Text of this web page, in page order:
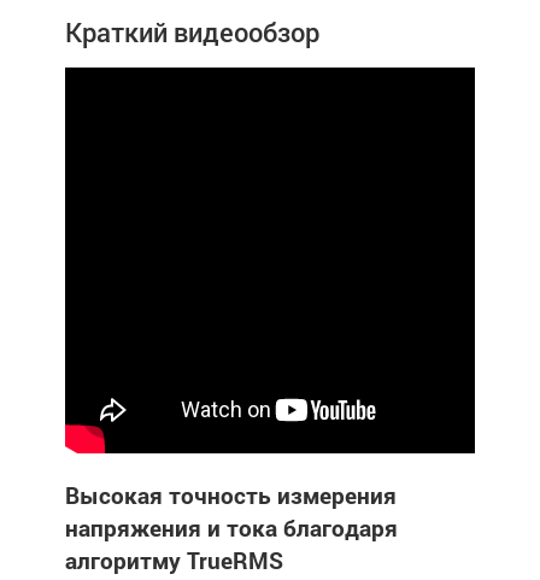
Краткий видеообзор
Высокая точность измерения
напряжения и тока благодаря
алгоритму TrueRMS